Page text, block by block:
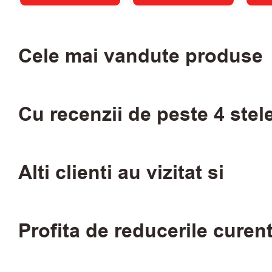
Cele mai vandute produse
Cu recenzii de peste 4
Alti clienti au vizitat si
Profita de reducerile